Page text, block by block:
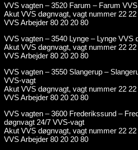
VVS vagten – 3520 Farum – Farum
Akut VVS døgnvagt, vagt nummer 22
VVS Arbejder 80 20 20 80
VVS vagten – 3540 Lynge – Lynge VVS
Akut VVS døgnvagt, vagt nummer 22
VVS Arbejder 80 20 20 80
VVS vagten – 3550 Slangerup –
VVS-vagt
Akut VVS døgnvagt, vagt nummer 22
VVS Arbejder 80 20 20 80
VVS vagten – 3600 Frederikssund –
døgnvagt 24/7 VVS-vagt
Akut VVS døgnvagt, vagt nummer 22
VVS Arbejder 80 20 20 80